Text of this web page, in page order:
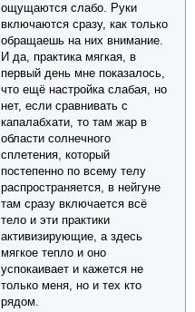
ощущаются слабо. Руки
включаются сразу, как только
обращаешь на них внимание.
И да, практика мягкая, в
первый день мне показалось,
что ещё настройка слабая, но
нет, если сравнивать с
капалабхати, то там жар в
области солнечного
сплетения, который
постепенно по всему телу
распространяется, в нейгуне
там сразу включается всё
тело и эти практики
активизирующие, а здесь
мягкое тепло и оно
успокаивает и кажется не
только меня, но и тех кто
рядом.